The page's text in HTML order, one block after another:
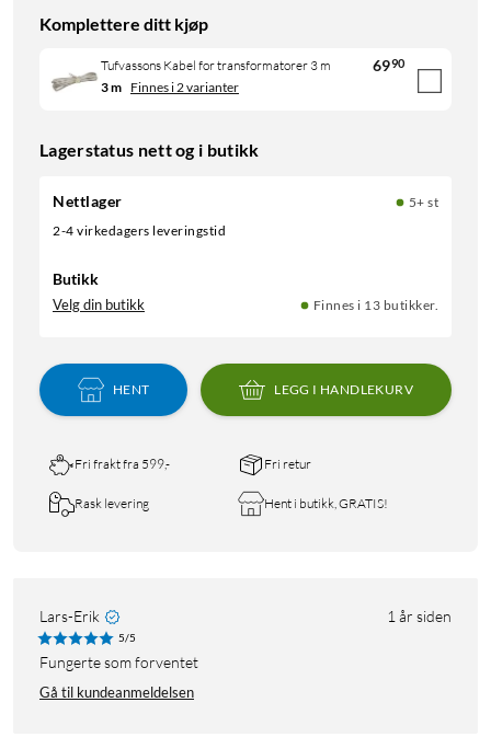
Komplettere ditt kjøp
Tufvassons Kabel for transformatorer 3 m 6990
3 m Finnes i 2 varianter
Lagerstatus nett og i butikk
Nettlager
5+ st
2-4 virkedagers leveringstid
Butikk
Velg din butikk Finnes i 13 butikker.
HENT LEGG I HANDLEKURV
Fri frakt fra 599,- Fri retur
Rask levering Hent i butikk, GRATIS!
Lars-Erik 1 år siden
5/5
Fungerte som forventet
Gå til kundeanmeldelsen